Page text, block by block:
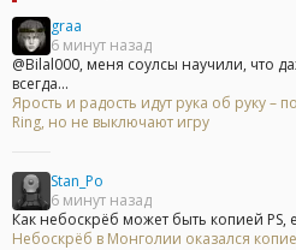
graa
6 минут назад
@Bilal000, меня соулсы научили, что
всегда...
Ярость и радость идут рука об руку –
Ring, но не выключают игру
Stan_Po
6 минут назад
Как небоскрёб может быть копией
Небоскрёб в Монголии оказался